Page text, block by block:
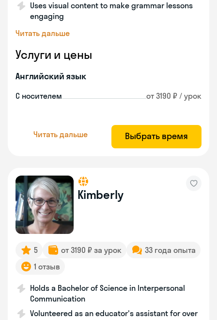
Uses visual content to make grammar lessons
engaging
Читать дальше
Услуги и цены
Английский язык
С носителем от 3190 ₽ / урок
Читать дальше Выбрать время
Kimberly
5 от 3190 ₽ за урок
33 года опыта
1 отзыв
Holds a Bachelor of Science in Interpersonal
Communication
Volunteered as an educator's assistant for over